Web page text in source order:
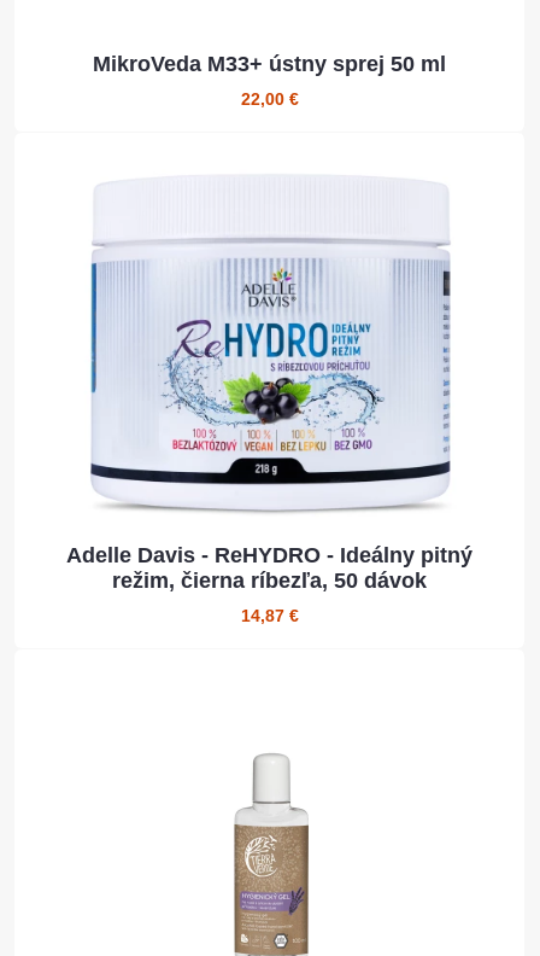
MikroVeda M33+ ústny sprej 50 ml
22,00 €
Adelle Davis - ReHYDRO - Ideálny pitný
režim, čierna ríbezľa, 50 dávok
14,87 €